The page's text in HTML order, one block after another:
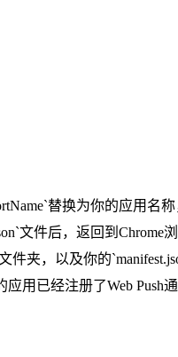
替换为你的应用名
文件后，返回到Chrome
件夹，以及你的
用已经注册了Web Push